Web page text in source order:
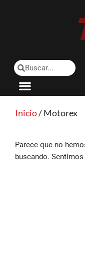
Inicio/ Motorex
Parece que no
buscando.